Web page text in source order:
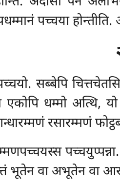
पच्चया होन्तीति.
सब्बेपि
एकोपि धम्मो अत्थि,
रसारम्मणं
भूतेन वा अभूतेन वा